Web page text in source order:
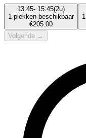
13:45- 15:45(2u)
1 plekken beschikbaar
€205.00
1
Volgende →